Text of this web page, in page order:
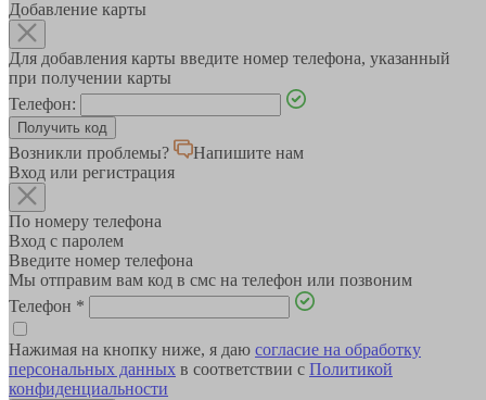
Добавление карты
Для добавления карты введите номер телефона, указанный
при получении карты
Телефон:
Возникли проблемы?
Напишите нам
Вход или регистрация
По номеру телефона
Вход с паролем
Введите номер телефона
Мы отправим вам код в смс на телефон или позвоним
Телефон *
Нажимая на кнопку ниже, я даю согласие на обработку
персональных данных в соответствии с Политикой
конфиденциальности